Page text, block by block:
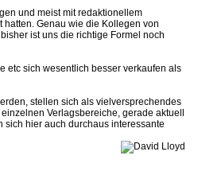
und meist mit redaktionellem
Genau wie die Kollegen von
ist uns die richtige Formel noch
etc sich wesentlich besser verkaufen als
stellen sich als vielversprechendes
Verlagsbereiche, gerade aktuell
sich hier auch durchaus interessante